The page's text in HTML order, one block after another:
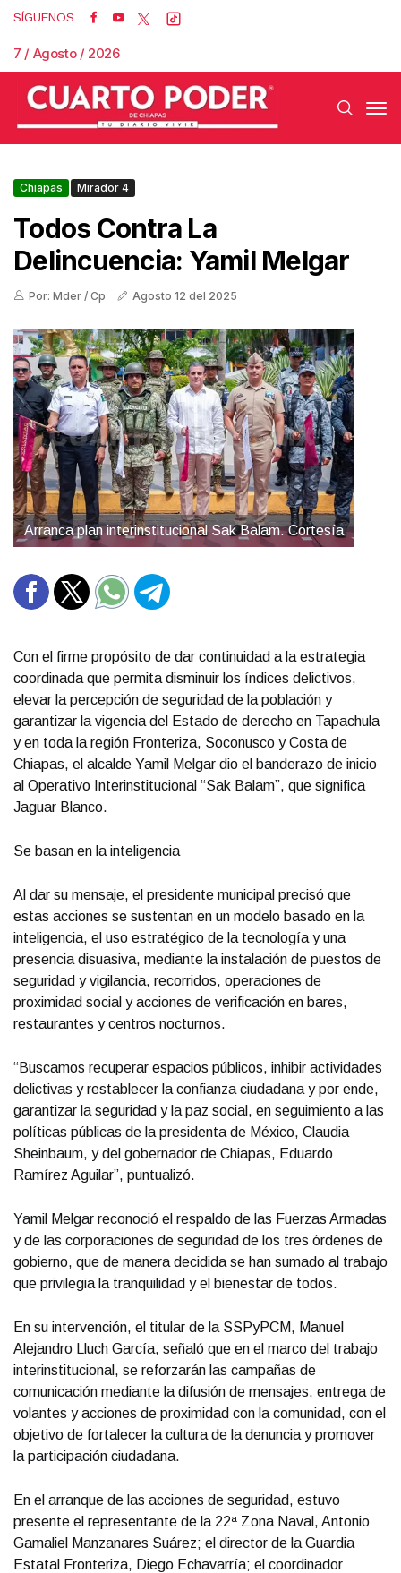
SÍGUENOS
7 / Agosto / 2026
Chiapas Mirador 4
Todos Contra La
Delincuencia: Yamil Melgar
Por: Mder / Cp Agosto 12 del 2025
Arranca plan interinstitucional Sak Balam. Cortesía
Con el firme propósito de dar continuidad a la estrategia
coordinada que permita disminuir los índices delictivos,
elevar la percepción de seguridad de la población y
garantizar la vigencia del Estado de derecho en Tapachula
y en toda la región Fronteriza, Soconusco y Costa de
Chiapas, el alcalde Yamil Melgar dio el banderazo de inicio
al Operativo Interinstitucional “Sak Balam”, que significa
Jaguar Blanco.
Se basan en la inteligencia
Al dar su mensaje, el presidente municipal precisó que
estas acciones se sustentan en un modelo basado en la
inteligencia, el uso estratégico de la tecnología y una
presencia disuasiva, mediante la instalación de puestos de
seguridad y vigilancia, recorridos, operaciones de
proximidad social y acciones de verificación en bares,
restaurantes y centros nocturnos.
“Buscamos recuperar espacios públicos, inhibir actividades
delictivas y restablecer la confianza ciudadana y por ende,
garantizar la seguridad y la paz social, en seguimiento a las
políticas públicas de la presidenta de México, Claudia
Sheinbaum, y del gobernador de Chiapas, Eduardo
Ramírez Aguilar”, puntualizó.
Yamil Melgar reconoció el respaldo de las Fuerzas Armadas
y de las corporaciones de seguridad de los tres órdenes de
gobierno, que de manera decidida se han sumado al trabajo
que privilegia la tranquilidad y el bienestar de todos.
En su intervención, el titular de la SSPyPCM, Manuel
Alejandro Lluch García, señaló que en el marco del trabajo
interinstitucional, se reforzarán las campañas de
comunicación mediante la difusión de mensajes, entrega de
volantes y acciones de proximidad con la comunidad, con el
objetivo de fortalecer la cultura de la denuncia y promover
la participación ciudadana.
En el arranque de las acciones de seguridad, estuvo
presente el representante de la 22ª Zona Naval, Antonio
Gamaliel Manzanares Suárez; el director de la Guardia
Estatal Fronteriza, Diego Echavarría; el coordinador